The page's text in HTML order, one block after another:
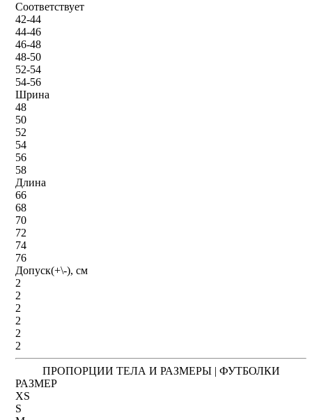
Соответствует
42-44
44-46
46-48
48-50
52-54
54-56
Шрина
48
50
52
54
56
58
Длина
66
68
70
72
74
76
Допуск(+\-), см
2
2
2
2
2
2
ПРОПОРЦИИ ТЕЛА И РАЗМЕРЫ | ФУТБОЛКИ
РАЗМЕР
XS
S